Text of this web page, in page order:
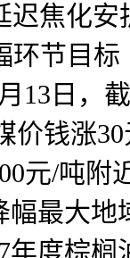
焦化
节目
13日，
价钱涨
元/吨附
最大
度棕